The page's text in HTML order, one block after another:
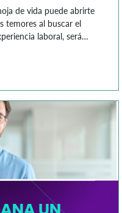
de vida puede abrirte
temores al buscar el
laboral, será
que has tenido,
[…]